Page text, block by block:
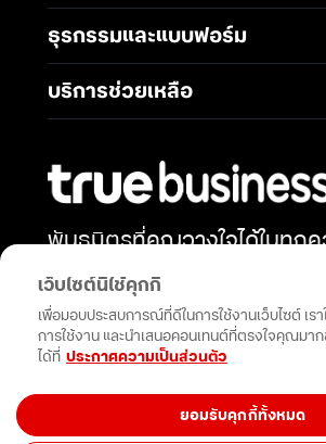
พันธมิตรที่คุณวางใจได้ในทุกค
เสริมพลังธุรกิจของคุณด้วยโซ
นวัตกรรมและการสนับสนุนที่ไ
กดติดตาม
Broadband Internet
Business Network
Wireless Network
International Gateway
Communications
Productivity and
Collaboration
Solutions
Solutions
Network
Security
Security
โซลูชันสำหรับ SME
ธุรกรรมและแบบฟอร์ม
ช่องทางการชำระค่าบริการ
การโอนกรรมสิทธิ์
การแต่งตั้งทรูเป็นตัวแทน
หักและนำส่งภาษี ณ ที่จ่าย
การสมัครบัญชีธนาคาร
การขอรับซิมใหม่เนื่องจาก
ซิมเสีย
/ซิมหาย (Swap Sim)
บริการช่วยเหลือ
คำถามที่พบบ่อย
เว็บไซต์นี้ใช้คุกกี้
เพื่อมอบประสบการณ์ที่ดีในการใช้งานเว็บไซต์ เร
การใช้งาน และนำเสนอคอนเทนต์ที่ตรงใจคุณมา
ได้ที่ ประกาศความเป็นส่วนตัว
ยอมรับคุกกี้ทั้งหมด